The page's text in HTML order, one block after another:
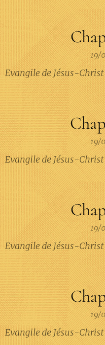
19/
Evangile de Jésus-
19/
Evangile de Jésus-
19/
Evangile de Jésus-
19/
Evangile de Jésus-